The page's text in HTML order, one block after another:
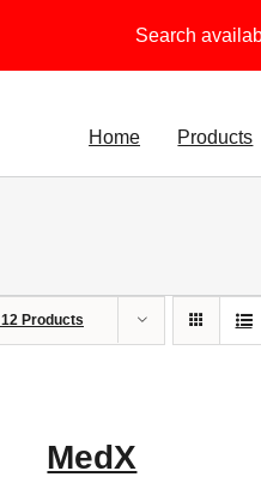
Search
Home Products
12 Products
MedX